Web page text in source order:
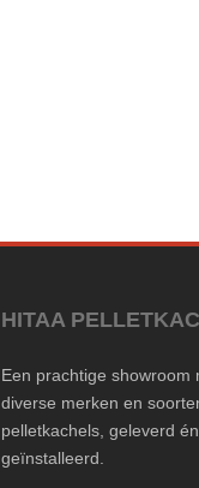
HITAA
Een prachtige showroom
diverse merken en
pelletkachels, geleverd én
geïnstalleerd.